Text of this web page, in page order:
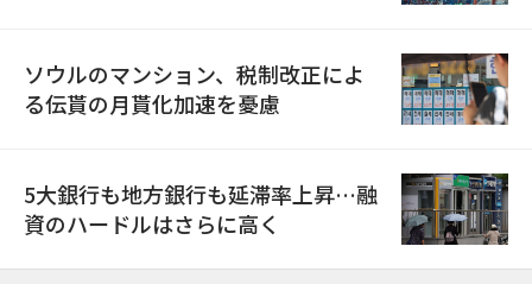
ソウルのマンション、税制改正によ
る伝貰の月貰化加速を憂慮
5大銀行も地方銀行も延滞率上昇…融
資のハードルはさらに高く